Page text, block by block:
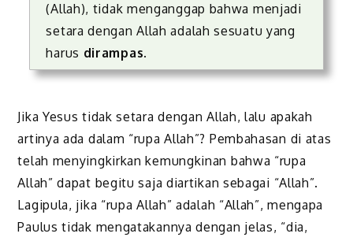
(Allah), tidak menganggap bahwa menjadi
setara dengan Allah adalah sesuatu yang
harus dirampas.
Jika Yesus tidak setara dengan Allah, lalu apakah
artinya ada dalam “rupa Allah”? Pembahasan di atas
telah menyingkirkan kemungkinan bahwa “rupa
Allah” dapat begitu saja diartikan sebagai “Allah”.
Lagipula, jika “rupa Allah” adalah “Allah”, mengapa
Paulus tidak mengatakannya dengan jelas, “dia,